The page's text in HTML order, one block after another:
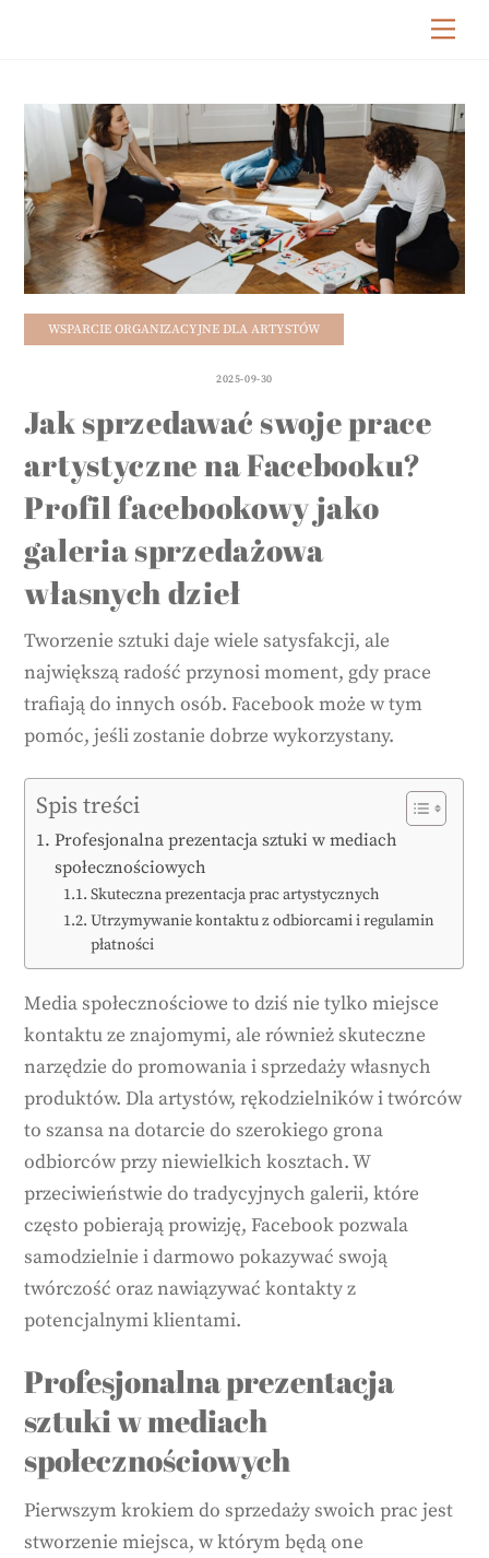
2025-09-30
Jak sprzedawać swoje prace
artystyczne na Facebooku?
Profil facebookowy jako
galeria sprzedażowa
własnych dzieł
WSPARCIE ORGANIZACYJNE DLA ARTYSTÓW
Tworzenie sztuki daje wiele satysfakcji, ale
największą radość przynosi moment, gdy prace
trafiają do innych osób. Facebook może w tym
pomóc, jeśli zostanie dobrze wykorzystany.
Spis treści
Profesjonalna prezentacja sztuki w mediach
społecznościowych
Skuteczna prezentacja prac artystycznych
Utrzymywanie kontaktu z odbiorcami i regulamin
płatności
Media społecznościowe to dziś nie tylko miejsce
kontaktu ze znajomymi, ale również skuteczne
narzędzie do promowania i sprzedaży własnych
produktów. Dla artystów, rękodzielników i twórców
to szansa na dotarcie do szerokiego grona
odbiorców przy niewielkich kosztach. W
przeciwieństwie do tradycyjnych galerii, które
często pobierają prowizję, Facebook pozwala
samodzielnie i darmowo pokazywać swoją
twórczość oraz nawiązywać kontakty z
potencjalnymi klientami.
Profesjonalna prezentacja
sztuki w mediach
społecznościowych
Pierwszym krokiem do sprzedaży swoich prac jest
stworzenie miejsca, w którym będą one